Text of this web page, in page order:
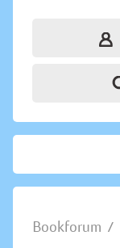
Bookforum /